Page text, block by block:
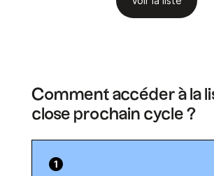
Comment accéder à la
close prochain cycle ?